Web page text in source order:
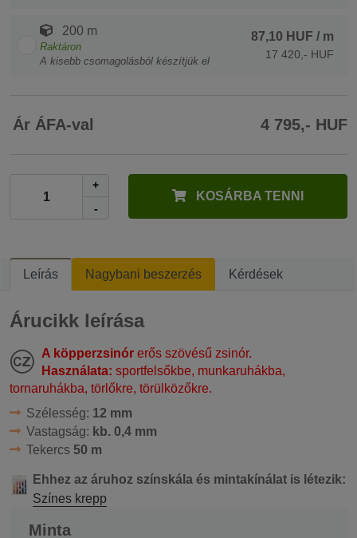
200 m
Raktáron
A kisebb csomagolásból készítjük el
87,10 HUF / m
17 420,- HUF
Ár ÁFA-val 4 795,- HUF
+
-
KOSÁRBA TENNI
Leírás Nagybani beszerzés Kérdések
Árucikk leírása
A köpperzsinór erős szövésű zsinór.
Használata: sportfelsőkbe, munkaruhákba,
tornaruhákba, törlőkre, törülközőkre.
Szélesség: 12 mm
Vastagság: kb. 0,4 mm
Tekercs 50 m
Ehhez az áruhoz színskála és mintakínálat is létezik:
Színes krepp
Minta